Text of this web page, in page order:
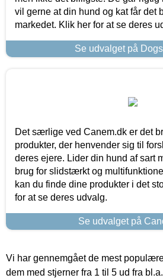
vil gerne at din hund og kat får det
markedet. Klik her for at se deres
Se udvalget på
Det særlige ved Canem.dk er det
produkter, der henvender sig til
deres ejere. Lider din hund af sart
brug for slidstærkt og
kan du finde dine produkter i det
for at se deres udvalg.
Se udvalget på
Vi har gennemgået de mest
dem med stjerner fra 1 til 5 ud fra